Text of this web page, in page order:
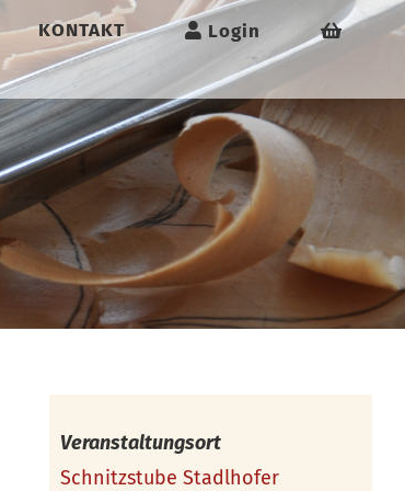
KONTAKT Login
Veranstaltungsort
Schnitzstube Stadlhofer